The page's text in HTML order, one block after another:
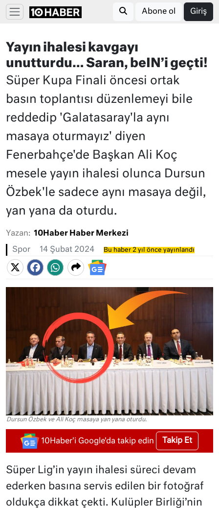
Abone ol Giriş
Yayın ihalesi kavgayı
unutturdu… Saran, beIN’i geçti!
Süper Kupa Finali öncesi ortak
basın toplantısı düzenlemeyi bile
reddedip 'Galatasaray'la aynı
masaya oturmayız' diyen
Fenerbahçe'de Başkan Ali Koç
mesele yayın ihalesi olunca Dursun
Özbek'le sadece aynı masaya değil,
yan yana da oturdu.
Yazan: 10Haber Haber Merkezi
Spor 14 Şubat 2024 Bu haber 2 yıl önce yayınlandı
Dursun Özbek ve Ali Koç masaya yan yana oturdu.
10Haber'i Google'da takip edin Takip Et
Süper Lig’in yayın ihalesi süreci devam
ederken basına servis edilen bir fotoğraf
oldukça dikkat çekti. Kulüpler Birliği’nin